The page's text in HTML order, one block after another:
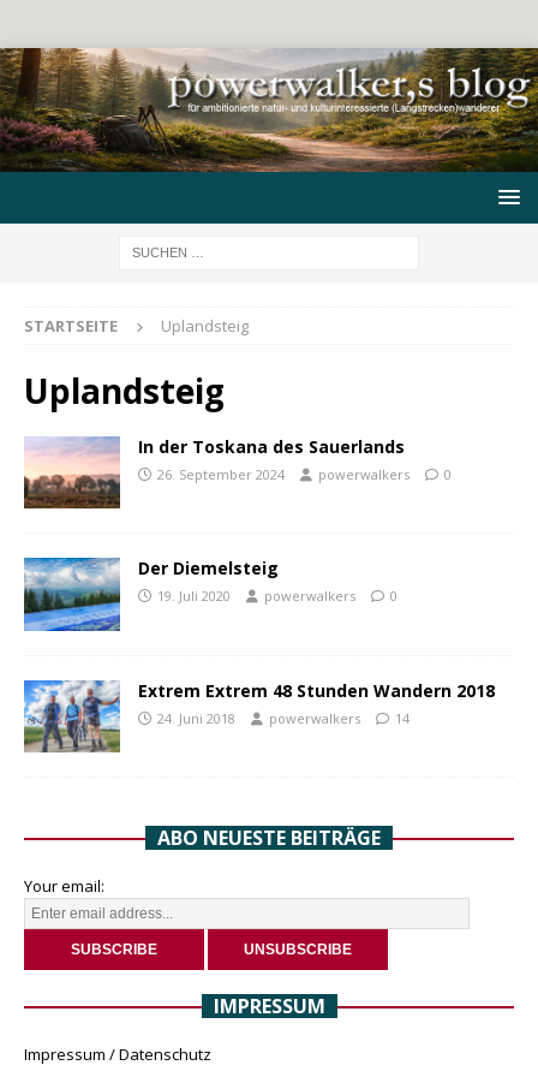
STARTSEITE Uplandsteig
Uplandsteig
In der Toskana des Sauerlands
26. September 2024 powerwalkers 0
Der Diemelsteig
19. Juli 2020 powerwalkers 0
Extrem Extrem 48 Stunden Wandern 2018
24. Juni 2018 powerwalkers 14
ABO NEUESTE BEITRÄGE
Your email:
IMPRESSUM
Impressum / Datenschutz